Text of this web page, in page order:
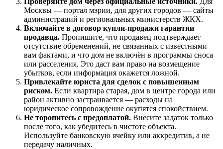
Москвы — портал мэрии, для других городов — сайты
администраций и региональных министерств ЖКХ.
Включайте в договор купли-продажи гарантии
продавца. Пропишите, что продавец подтверждает
отсутствие обременений, не связанных с известными
вам фактами, и что дом не включён в программы сноса
или расселения. Это даст вам право на возмещение
убытков, если информация окажется ложной.
Привлекайте юриста для сделок с повышенным
риском. Если квартира старая, дом в центре города или
район активно застраивается — расходы на
юридическое сопровождение окупятся спокойствием.
Не торопитесь с предоплатой. Внесите задаток только
после того, как убедитесь в чистоте объекта.
Используйте банковскую ячейку или аккредитив, а не
передачу наличных.